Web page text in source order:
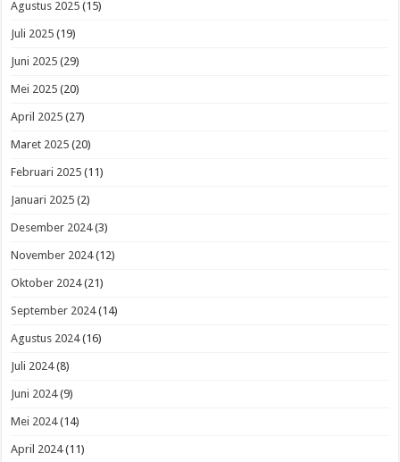
Agustus 2025 (15)
Juli 2025 (19)
Juni 2025 (29)
Mei 2025 (20)
April 2025 (27)
Maret 2025 (20)
Februari 2025 (11)
Januari 2025 (2)
Desember 2024(3)
November 2024(12)
Oktober 2024(21)
September 2024(14)
Agustus 2024(16)
Juli 2024(8)
Juni 2024(9)
Mei 2024(14)
April 2024(11)